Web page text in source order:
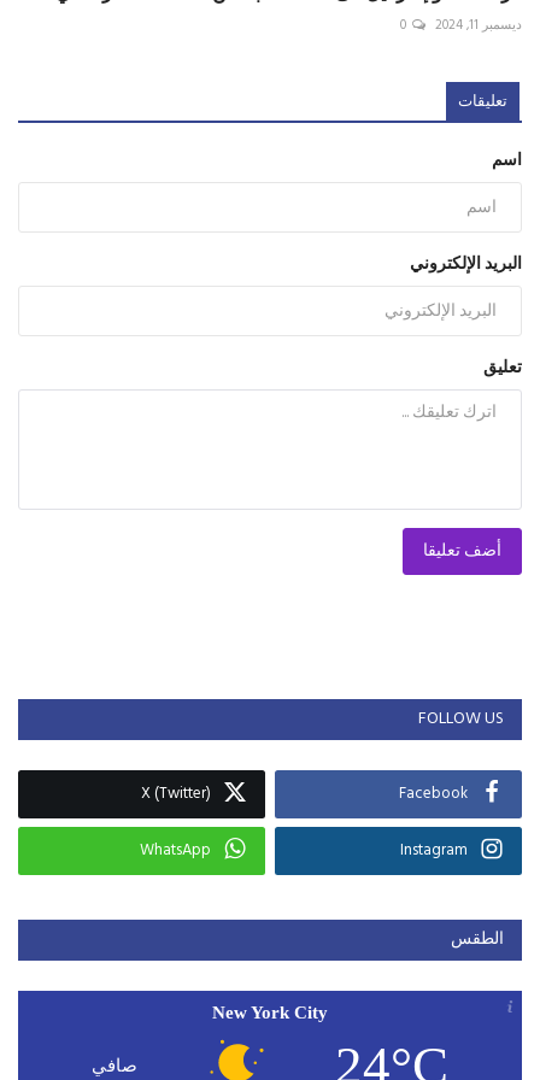
ديسمبر 11, 2024 0
تعليقات
اسم
البريد الإلكتروني
تعليق
أضف تعليقا
FOLLOW US
Facebook
X (Twitter)
Instagram
WhatsApp
الطقس
New York City
24°C صافي